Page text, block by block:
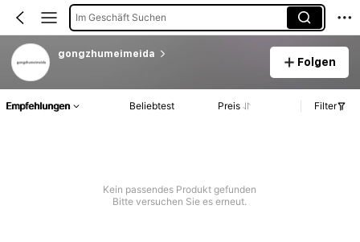
Im Geschäft Suchen
gongzhumeimeida
Folgen
Empfehlungen Beliebtest Preis Filter
Kein passendes Produkt gefunden
Bitte versuchen Sie es erneut.